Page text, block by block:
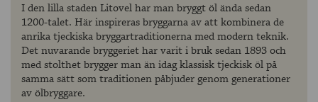
I den lilla staden Litovel har man bryggt öl ända sedan
1200-talet. Här inspireras bryggarna av att kombinera de
anrika tjeckiska bryggartraditionerna med modern teknik.
Det nuvarande bryggeriet har varit i bruk sedan 1893 och
med stolthet brygger man än idag klassisk tjeckisk öl på
samma sätt som traditionen påbjuder genom generationer
av ölbryggare.